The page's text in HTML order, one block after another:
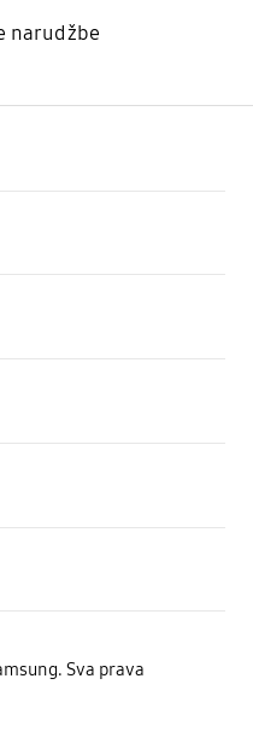
narudžbe
Sva prava